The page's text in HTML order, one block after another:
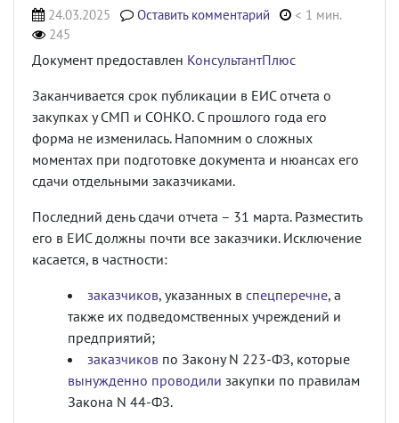
24.03.2025 Оставить комментарий
< 1 мин.
245
Документ предоставлен КонсультантПлюс
Заканчивается срок публикации в ЕИС отчета о
закупках у СМП и СОНКО. С прошлого года его
форма не изменилась. Напомним о сложных
моментах при подготовке документа и нюансах его
сдачи отдельными заказчиками.
Последний день сдачи отчета – 31 марта. Разместить
его в ЕИС должны почти все заказчики. Исключение
касается, в частности:
заказчиков, указанных в спецперечне, а
также их подведомственных учреждений и
предприятий;
заказчиков по Закону N 223-ФЗ, которые
вынужденно проводили закупки по правилам
Закона N 44-ФЗ.